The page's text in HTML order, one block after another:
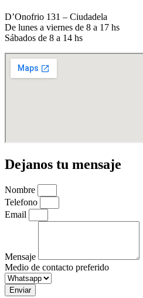
D’Onofrio 131 – Ciudadela
De lunes a viernes de 8 a 17 hs
Sábados de 8 a 14 hs
Dejanos tu mensaje
Nombre
Telefono
Email
Mensaje
Medio de contacto preferido
Enviar